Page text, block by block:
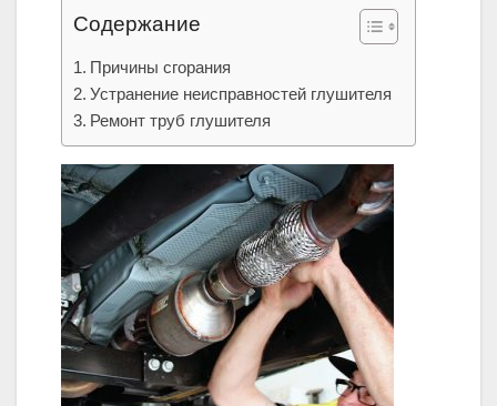
Содержание
Причины сгорания
Устранение неисправностей глушителя
Ремонт труб глушителя